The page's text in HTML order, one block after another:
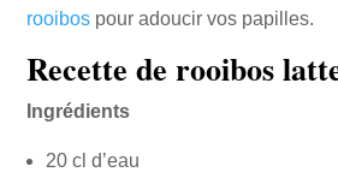
rooibospour adoucir vos papilles.
Recette de rooibos
Ingrédients
20 cl d’eau